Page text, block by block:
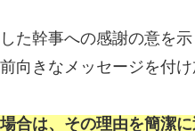
た幹事への感謝の意を
向きなメッセージを付け
合は、その理由を簡潔